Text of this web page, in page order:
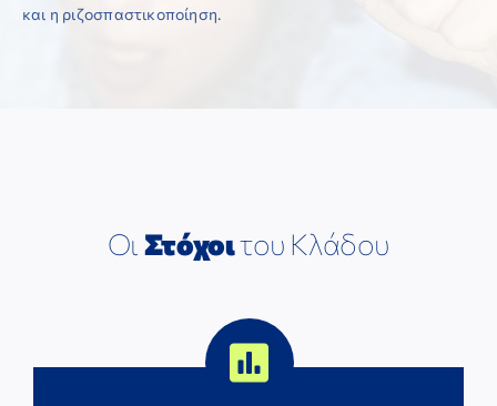
και η ριζοσπαστικοποίηση.
Οι Στόχοιτου Κλάδου